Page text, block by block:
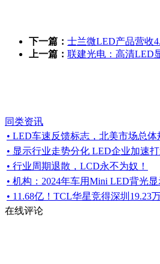
下一篇： 士兰微LED产品营收
上一篇： 联建光电：高清LED
同类资讯
• LED车速反馈标志，北美市场总
• 显示行业走势分化 LED企业加速
• 行业周期退散，LCD永不为奴！
• 机构：2024年车用Mini LED背光
• 11.68亿！TCL华星竞得深圳19.23
在线评论